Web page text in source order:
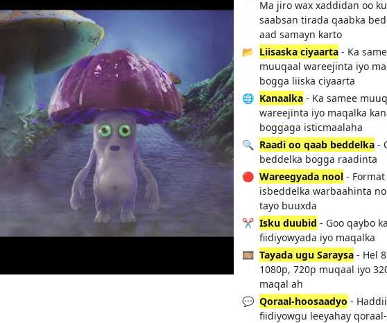
Ma jiro wax xaddidan oo ku
saabsan tirada qaabka
aad samayn karto
📂 Liisaska ciyaarta - Ka
muuqaal wareejinta iyo
bogga liiska ciyaarta
🌐 Kanaalka - Ka samee
wareejinta iyo maqalka
boggaga isticmaalaha
🔍 Raadi oo qaab beddelka -
beddelka bogga raadinta
🔴 Wareegyada nool - Format
isbeddelka warbaahinta
tayo buuxda
✂️ Isku duubid - Goo qaybo
fiidiyowyada iyo maqalka
🎞️ Tayada ugu Saraysa - Hel
1080p, 720p muqaal iyo
maqal ah
💬 Qoraal-hoosaadyo - Haddii
fiidiyowgu leeyahay qoraal-